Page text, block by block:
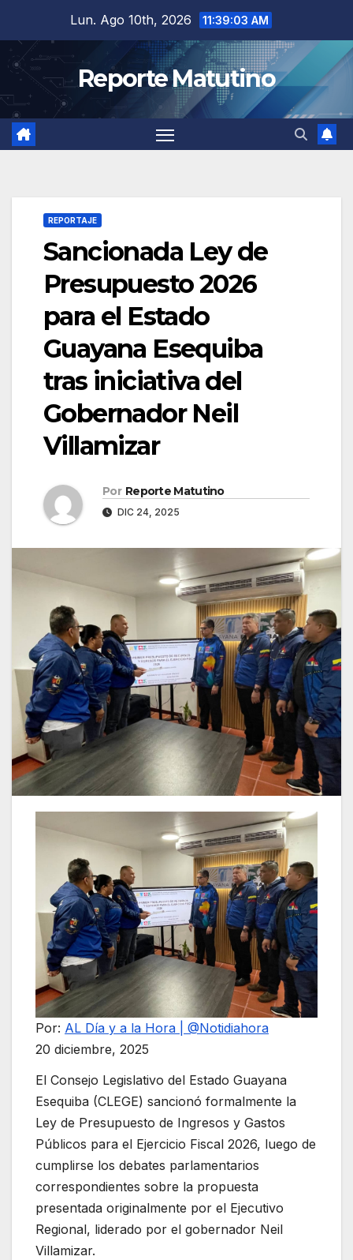
contenido
Lun. Ago 10th, 2026 11:39:04 AM
Reporte Matutino
REPORTAJE
Sancionada Ley de
Presupuesto 2026
para el Estado
Guayana Esequiba
tras iniciativa del
Gobernador Neil
Villamizar
Por Reporte Matutino
DIC 24, 2025
Por: AL Día y a la Hora | @Notidiahora
20 diciembre, 2025
El Consejo Legislativo del Estado Guayana
Esequiba (CLEGE) sancionó formalmente la
Ley de Presupuesto de Ingresos y Gastos
Públicos para el Ejercicio Fiscal 2026, luego de
cumplirse los debates parlamentarios
correspondientes sobre la propuesta
presentada originalmente por el Ejecutivo
Regional, liderado por el gobernador Neil
Villamizar.